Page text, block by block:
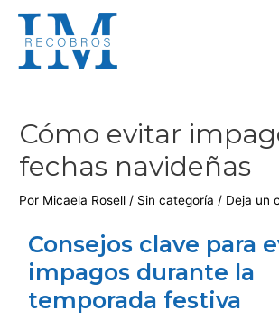
Cómo evitar
fechas navideñas
Por Micaela Rosell / Sin categoría / Deja un
Consejos clave para
impagos durante la
temporada festiva